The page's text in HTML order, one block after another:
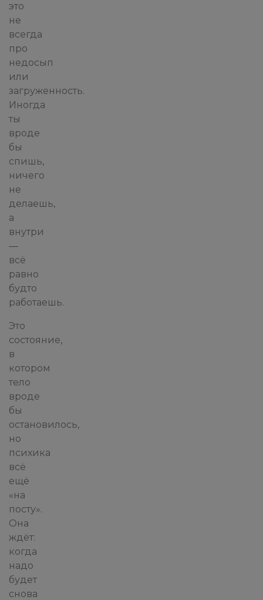
это
не
всегда
про
недосып
или
загруженность.
Иногда
ты
вроде
бы
спишь,
ничего
не
делаешь,
а
внутри
—
всё
равно
будто
работаешь.
Это
состояние,
в
котором
тело
вроде
бы
остановилось,
но
психика
всё
ещё
«на
посту».
Она
ждёт:
когда
надо
будет
снова